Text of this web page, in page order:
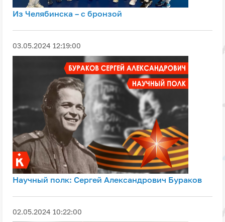
Из Челябинска – с бронзой
03.05.2024 12:19:00
Научный полк: Сергей Александрович Бураков
02.05.2024 10:22:00